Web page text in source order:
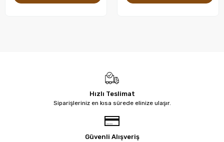
Hızlı Teslimat
Siparişleriniz en kısa sürede elinize ulaşır.
Güvenli Alışveriş